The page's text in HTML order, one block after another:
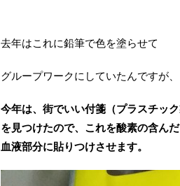
去年はこれに鉛筆で色を塗らせて
グループワークにしていたんですが、
今年は、街でいい付箋 （プラスチッ
を見つけたので、 これを酸素の含んだ
血液部分に貼りつけさせます。